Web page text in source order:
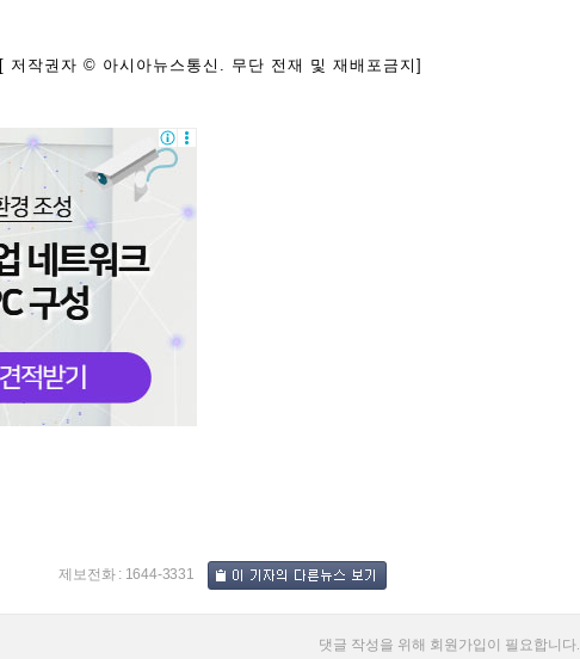
[ 저작권자 © 아시아뉴스통신. 무단 전재 및 재배포금지]
제보전화 : 1644-3331
댓글 작성을 위해 회원가입이 필요합니다.